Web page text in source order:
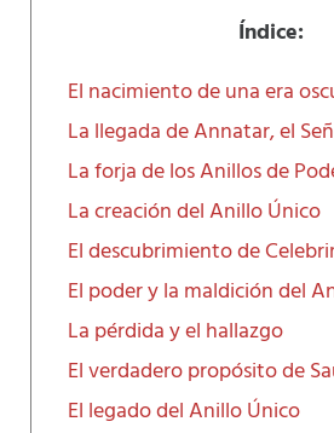
Índice:
El nacimiento de una era
La llegada de Annatar, el
La forja de los Anillos de
La creación del Anillo Único
El descubrimiento de
El poder y la maldición del
La pérdida y el hallazgo
El verdadero propósito de
El legado del Anillo Único